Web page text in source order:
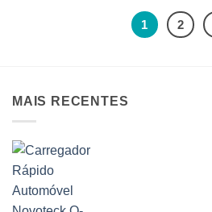
1 2
MAIS RECENTES